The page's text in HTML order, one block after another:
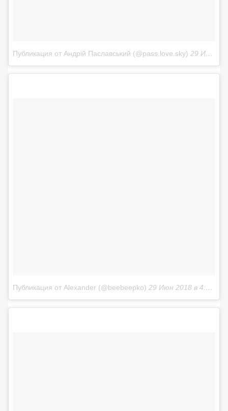
Публикация от Андрій Паславський (@pass.love.sky) 29 Июн 2018 в 5:18 PDT
Публикация от Alexander (@beebeepko) 29 Июн 2018 в 4:59 PDT